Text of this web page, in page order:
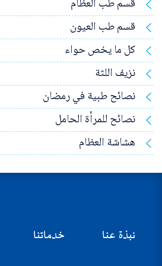
قسم طب العظام
قسم طب العيون
كل ما يخص حواء
نزيف اللثة
نصائح طبية في رمضان
نصائح للمرأة الحامل
هشاشة العظام
نبذة عنا خدماتنا